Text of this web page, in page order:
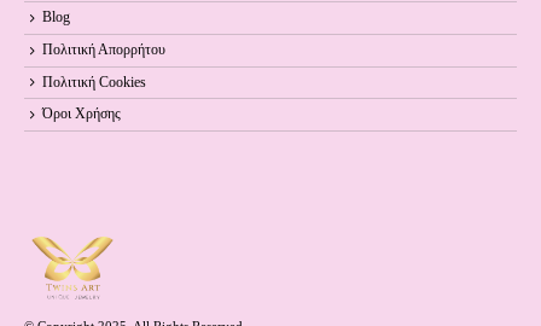
Blog
Πολιτική Απορρήτου
Πολιτική Cookies
Όροι Xρήσης